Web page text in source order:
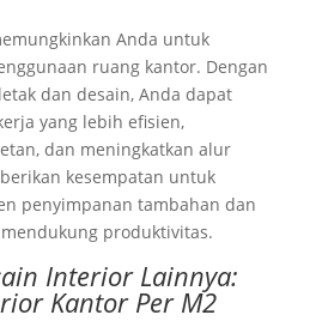
Anda untuk
ruang kantor. Dengan
dan desain, Anda dapat
yang lebih efisien,
dan meningkatkan alur
kesempatan untuk
penyimpanan tambahan dan
produktivitas.
Interior Lainnya:
Kantor Per M2